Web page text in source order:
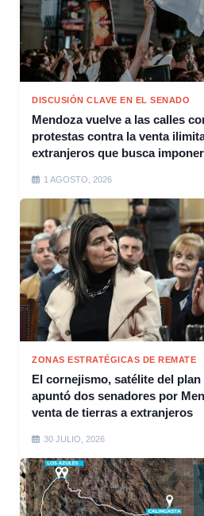
DISCUSIÓN CLAVE EN EL SENADO
Mendoza vuelve a las calles
protestas contra la venta
extranjeros que busca
1 AGOSTO, 2026
ZONAS ESTRATÉGICAS DE REMATE
El cornejismo, satélite del
apuntó dos senadores por
venta de tierras a extranjeros
30 JULIO, 2026